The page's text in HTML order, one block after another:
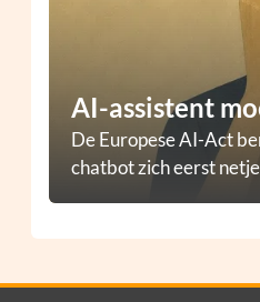
AI-assistent
De Europese AI-Act
chatbot zich eerst